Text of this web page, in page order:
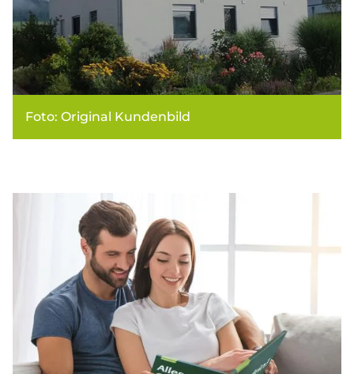
Foto: Original Kundenbild